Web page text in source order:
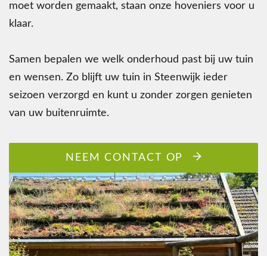
moet worden gemaakt, staan onze hoveniers voor u
klaar.
Samen bepalen we welk onderhoud past bij uw tuin
en wensen. Zo blijft uw tuin in Steenwijk ieder
seizoen verzorgd en kunt u zonder zorgen genieten
van uw buitenruimte.
NEEM CONTACT OP